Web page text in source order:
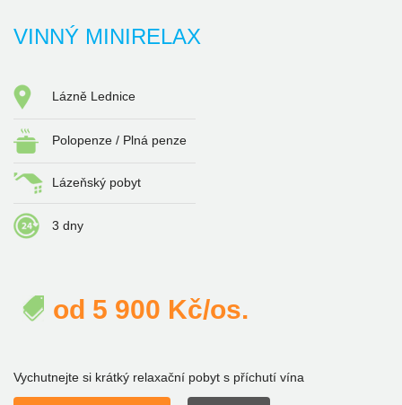
VINNÝ MINIRELAX
Lázně Lednice
Polopenze / Plná penze
Lázeňský pobyt
3 dny
od 5 900 Kč/os.
Vychutnejte si krátký relaxační pobyt s příchutí vína